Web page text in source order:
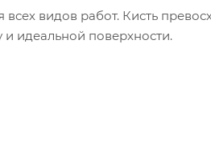
видов работ. Кисть
идеальной поверхности.